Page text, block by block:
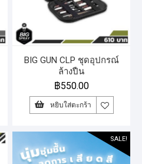
BIG GUN CLP ชุดอุปกรณ์
ล้างปืน
฿550.00
หยิบใส่ตะกร้า
SALE!